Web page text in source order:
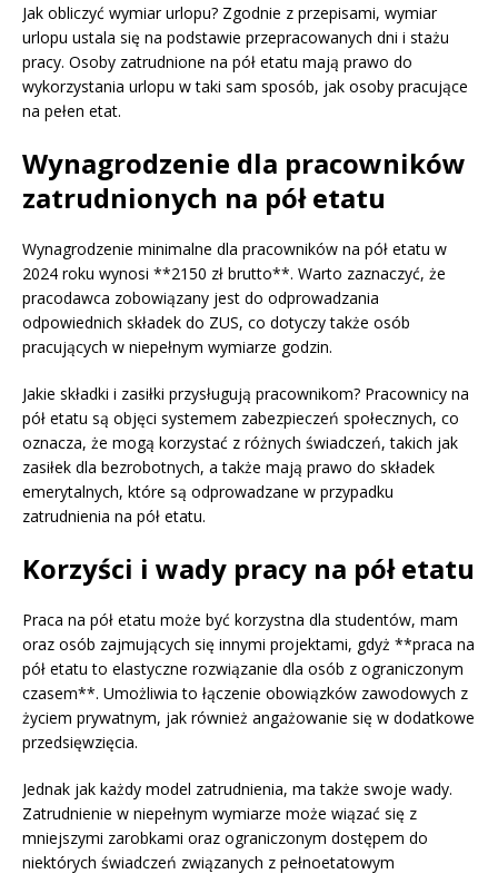
Jak obliczyć wymiar urlopu? Zgodnie z przepisami, wymiar
urlopu ustala się na podstawie przepracowanych dni i stażu
pracy. Osoby zatrudnione na pół etatu mają prawo do
wykorzystania urlopu w taki sam sposób, jak osoby pracujące
na pełen etat.
Wynagrodzenie dla pracowników
zatrudnionych na pół etatu
Wynagrodzenie minimalne dla pracowników na pół etatu w
2024 roku wynosi **2150 zł brutto**. Warto zaznaczyć, że
pracodawca zobowiązany jest do odprowadzania
odpowiednich składek do ZUS, co dotyczy także osób
pracujących w niepełnym wymiarze godzin.
Jakie składki i zasiłki przysługują pracownikom? Pracownicy na
pół etatu są objęci systemem zabezpieczeń społecznych, co
oznacza, że mogą korzystać z różnych świadczeń, takich jak
zasiłek dla bezrobotnych, a także mają prawo do składek
emerytalnych, które są odprowadzane w przypadku
zatrudnienia na pół etatu.
Korzyści i wady pracy na pół etatu
Praca na pół etatu może być korzystna dla studentów, mam
oraz osób zajmujących się innymi projektami, gdyż **praca na
pół etatu to elastyczne rozwiązanie dla osób z ograniczonym
czasem**. Umożliwia to łączenie obowiązków zawodowych z
życiem prywatnym, jak również angażowanie się w dodatkowe
przedsięwzięcia.
Jednak jak każdy model zatrudnienia, ma także swoje wady.
Zatrudnienie w niepełnym wymiarze może wiązać się z
mniejszymi zarobkami oraz ograniczonym dostępem do
niektórych świadczeń związanych z pełnoetatowym